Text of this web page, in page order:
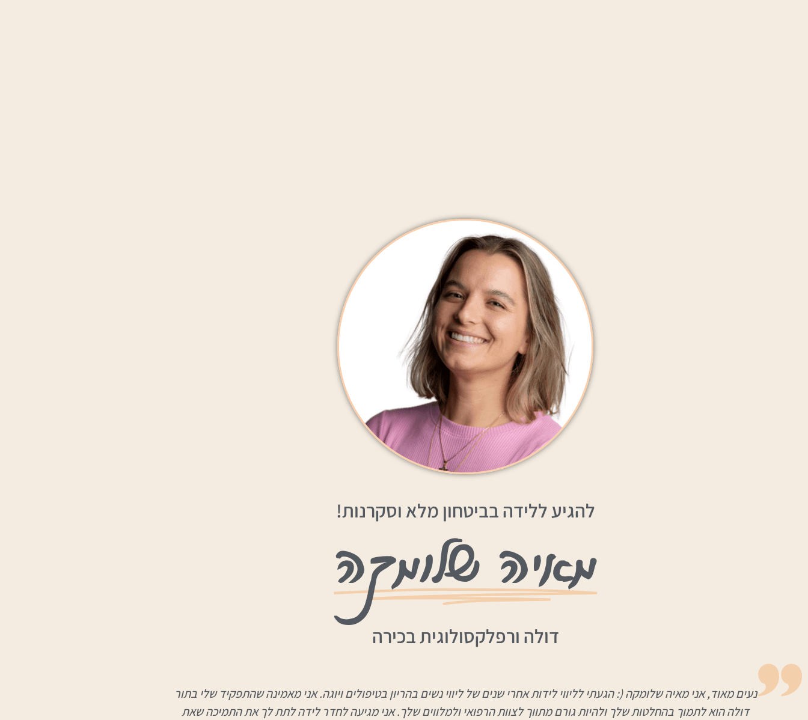
להגיע ללידה בביטחון מלא וסקרנות!
מאיה שלומקה
דולה ורפלקסולוגית בכירה
נעים מאוד, אני מאיה שלומקה (: הגעתי לליווי לידות אחרי שנים של ליווי נשים בהריון בטיפולים ויוגה. אני מאמינה שהתפקיד שלי בתור
דולה הוא לתמוך בהחלטות שלך ולהיות גורם מתווך לצוות הרפואי ולמלווים שלך. אני מגיעה לחדר לידה לתת לך את התמיכה שאת